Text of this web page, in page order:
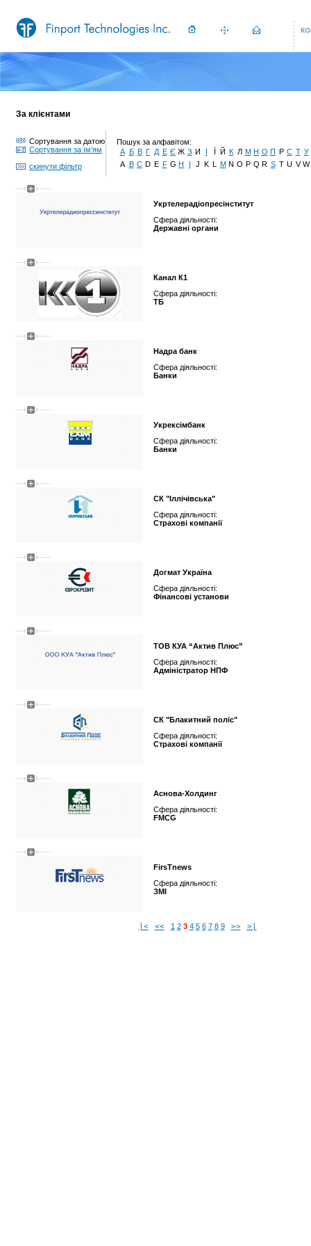
За клієнтами
Сортування за датою
Сортування за їм’ям
скинути фільтр
Пошук за алфавітом:
А Б В Г Д Е Є Ж З И І Ї Й К Л М Н О П Р С Т У
A B C D E F G H I J K L M N O P Q R S T U V W
Укртелерадіопресінститут
Сфера діяльності:
Державні органи
Канал К1
Сфера діяльності:
ТБ
Надра банк
Сфера діяльності:
Банки
Укрексімбанк
Сфера діяльності:
Банки
СК "Іллічівська"
Сфера діяльності:
Страхові компанії
Догмат Україна
Сфера діяльності:
Фінансові установи
ТОВ КУА “Актив Плюс”
Сфера діяльності:
Адміністратор НПФ
СК "Блакитний поліс"
Сфера діяльності:
Страхові компанії
Аснова-Холдинг
Сфера діяльності:
FMCG
FirsTnews
Сфера діяльності:
ЗМІ
|< << 1 2 3 4 5 6 7 8 9 >> >|